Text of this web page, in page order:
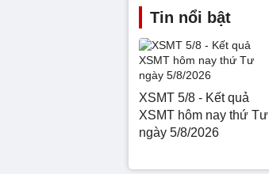
Tin nổi bật
XSMT 5/8 - Kết quả
XSMT hôm nay thứ Tư
ngày 5/8/2026